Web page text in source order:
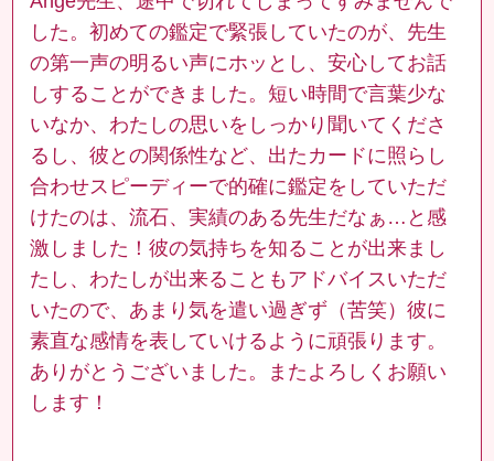
した。初めての鑑定で緊張していたのが、先生
の第一声の明るい声にホッとし、安心してお話
しすることができました。短い時間で言葉少な
いなか、わたしの思いをしっかり聞いてくださ
るし、彼との関係性など、出たカードに照らし
合わせスピーディーで的確に鑑定をしていただ
けたのは、流石、実績のある先生だなぁ…と感
激しました！彼の気持ちを知ることが出来まし
たし、わたしが出来ることもアドバイスいただ
いたので、あまり気を遣い過ぎず（苦笑）彼に
素直な感情を表していけるように頑張ります。
ありがとうございました。またよろしくお願い
します！